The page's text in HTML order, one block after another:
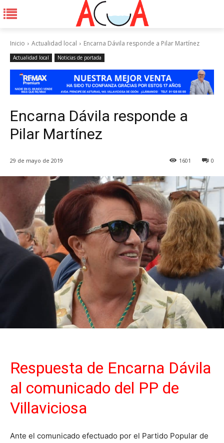
Inicio Actualidad local Encarna Dávila responde a Pilar Martínez
Actualidad local Noticias de portada
Encarna Dávila responde a
Pilar Martínez
29 de mayo de 2019 0
1601
Respuesta de Encarna Dávila
al comunicado del PP de
Villaviciosa
Ante el comunicado efectuado por el Partido Popular de